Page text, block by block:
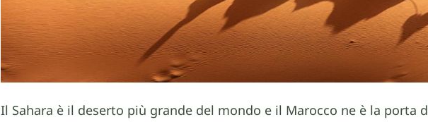
Il Sahara è il deserto più grande del mondo e il Marocco ne è la porta